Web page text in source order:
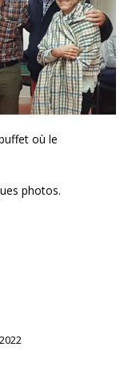
où le
photos.